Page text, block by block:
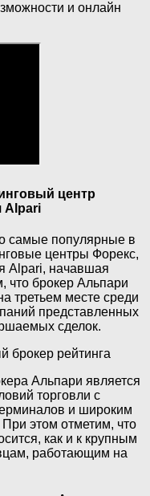
и онлайн
центр
Alpari
самые популярные в
центры Форекс,
Alpari, начавшая
что брокер Альпари
третьем месте среди
представленных
сделок.
Альпари является
торговли с
и широким
этом отметим, что
как и к крупным
работающим на